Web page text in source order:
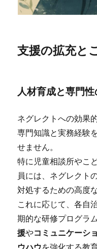
支援の拡充と
人材育成と専門
ネグレクトへの効果
専門知識と実務経験
せません。
特に児童相談所やこ
員には、ネグレクト
対処するための高度
これに応じて、各自
期的な研修プログラ
援やコミュニケーシ